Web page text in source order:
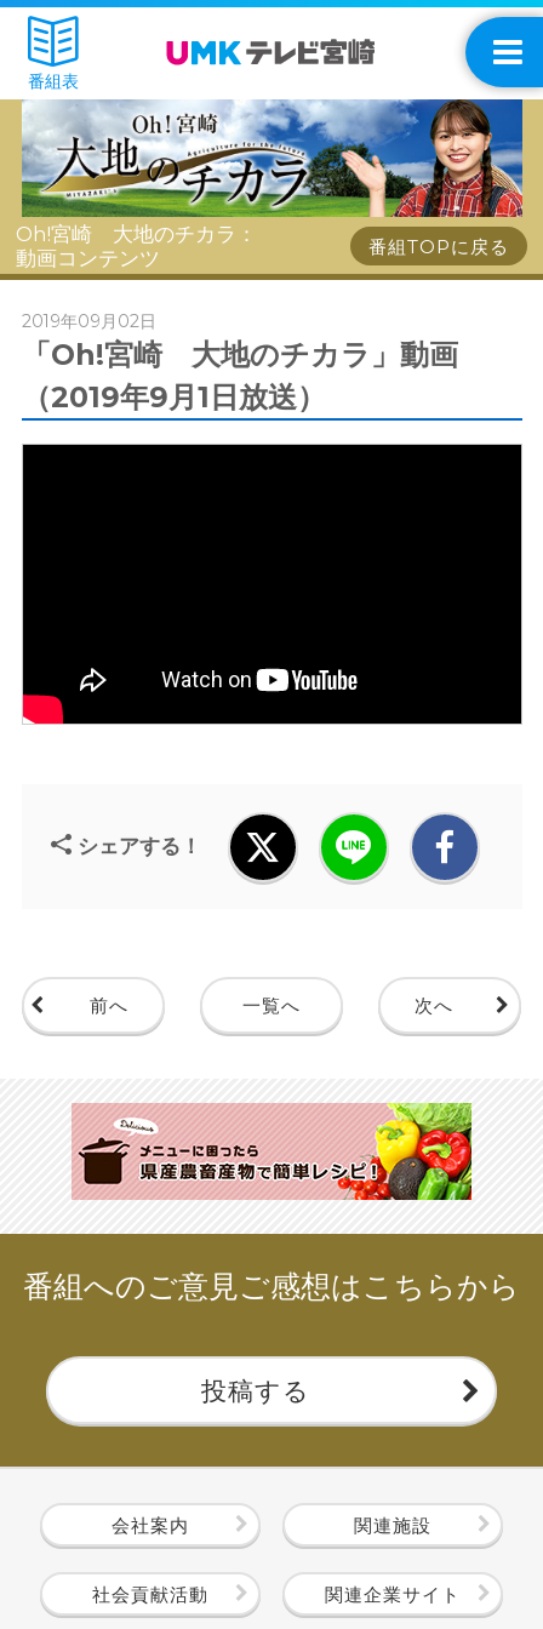
番組表
Oh!宮崎 大地のチカラ：
動画コンテンツ
番組TOPに戻る
2019年09月02日
「Oh!宮崎 大地のチカラ」動画
（2019年9月1日放送）
シェアする！
前へ 一覧へ 次へ
番組へのご意見ご感想はこちらから
投稿する
会社案内 関連施設
社会貢献活動 関連企業サイト